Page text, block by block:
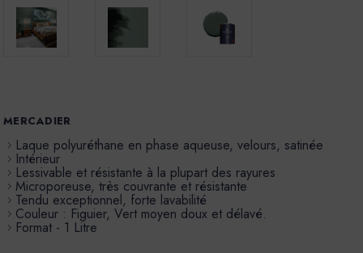
MERCADIER
Laque polyuréthane en phase aqueuse, velours, satinée
Intérieur
Lessivable et résistante à la plupart des rayures
Microporeuse, très couvrante et résistante
Tendu exceptionnel, forte lavabilité
Couleur : Figuier, Vert moyen doux et délavé.
Format - 1 Litre